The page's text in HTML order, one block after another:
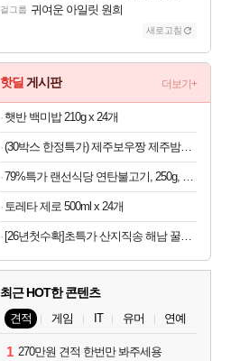
걸그룹 귀여운 아일릿 원희
새로고침
핫딜 게시판 더보기+
햇반 백미밥 210g x 24개
(30박스 한정특가) 제주보우짱 제주밤호박 미니단호박 로얄과 5kg
79%특가 랜선식당 연탄불고기, 250g, 4개
토레타 제로 500ml x 24개
[26년첫수확]초특가 산지직송 해남 꿀고구마 3kg
최근 HOT한 콘텐츠
견적 게임 IT 유머 연예
1 270만원 견적 한번만 봐주세용